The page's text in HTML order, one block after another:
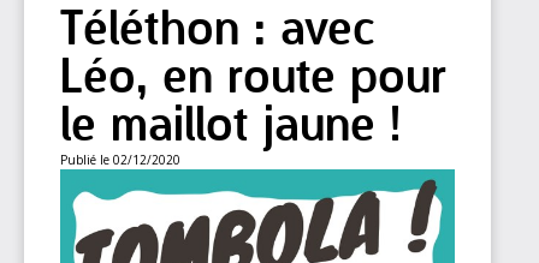
Téléthon : avec
Léo, en route pour
le maillot jaune !
Publié le 02/12/2020